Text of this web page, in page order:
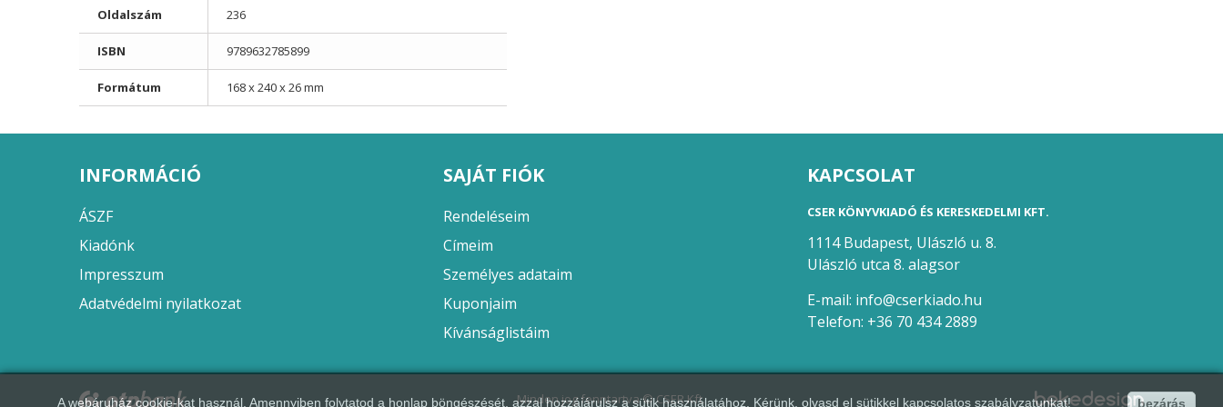
Oldalszám 236
ISBN 9789632785899
Formátum 168 x 240 x 26 mm
INFORMÁCIÓ
ÁSZF
Kiadónk
Impresszum
Adatvédelmi nyilatkozat
SAJÁT FIÓK
Rendeléseim
Címeim
Személyes adataim
Kuponjaim
Kívánságlistáim
KAPCSOLAT
CSER KÖNYVKIADÓ ÉS KERESKEDELMI KFT.
1114 Budapest, Ulászló u. 8.
Ulászló utca 8. alagsor
E-mail: info@cserkiado.hu
Telefon: +36 70 434 2889
A webáruház cookie-kat használ. Amennyiben folytatod a honlap böngészését, azzal hozzájárulsz a sütik használatához. Kérünk, olvasd el sütikkel kapcsolatos szabályzatunkat! bezárás
Minden jog fenntartva © CSER Kft.